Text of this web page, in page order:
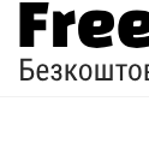
Перейти
до
вмісту